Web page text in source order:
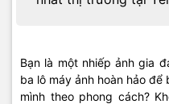
Bạn là một nhiếp ảnh gia
ba lô máy ảnh hoàn hảo
mình theo phong cách?